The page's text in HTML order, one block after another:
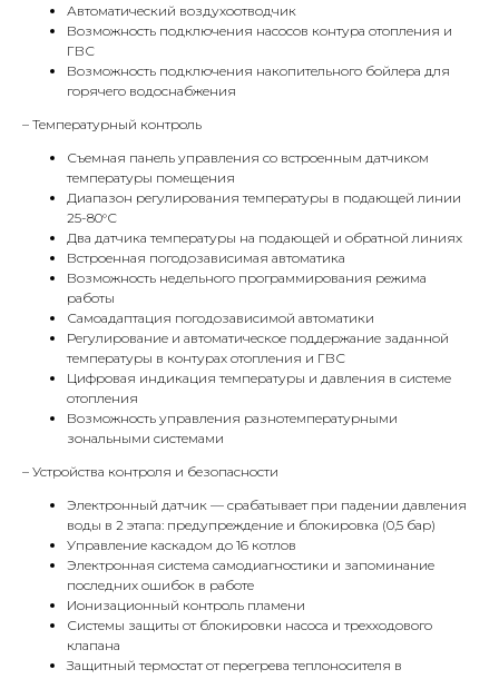
Автоматический воздухоотводчик
Возможность подключения насосов контура отопления и
ГВС
Возможность подключения накопительного бойлера для
горячего водоснабжения
– Температурный контроль
Съемная панель управления со встроенным датчиком
температуры помещения
Диапазон регулирования температуры в подающей линии
25-80°С
Два датчика температуры на подающей и обратной линиях
Встроенная погодозависимая автоматика
Возможность недельного программирования режима
работы
Самоадаптация погодозависимой автоматики
Регулирование и автоматическое поддержание заданной
температуры в контурах отопления и ГВС
Цифровая индикация температуры и давления в системе
отопления
Возможность управления разнотемпературными
зональными системами
– Устройства контроля и безопасности
Электронный датчик — срабатывает при падении давления
воды в 2 этапа: предупреждение и блокировка (0,5 бар)
Управление каскадом до 16 котлов
Электронная система самодиагностики и запоминание
последних ошибок в работе
Ионизационный контроль пламени
Системы защиты от блокировки насоса и трехходового
клапана
Защитный термостат от перегрева теплоносителя в
Г.Москва Волоколамское шоссе,
71/22к2
Пн-вс с 9:00 до 18:00
Телефон
8 495 233-79-79
КОНТАКТЫ